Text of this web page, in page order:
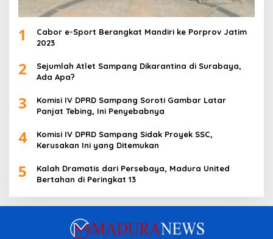
1
Cabor e-Sport Berangkat Mandiri ke Porprov Jatim
2023
2
Sejumlah Atlet Sampang Dikarantina di Surabaya,
Ada Apa?
3
Komisi IV DPRD Sampang Soroti Gambar Latar
Panjat Tebing, Ini Penyebabnya
4
Komisi IV DPRD Sampang Sidak Proyek SSC,
Kerusakan Ini yang Ditemukan
5
Kalah Dramatis dari Persebaya, Madura United
Bertahan di Peringkat 13